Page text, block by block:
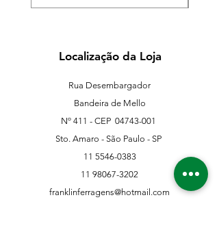
Localização da Loja
Rua Desembargador
Bandeira de Mello
Nº 411 - CEP 04743-001
Sto. Amaro - São Paulo - SP
11 5546-0383
11 98067-3202
franklinferragens@hotmail.com